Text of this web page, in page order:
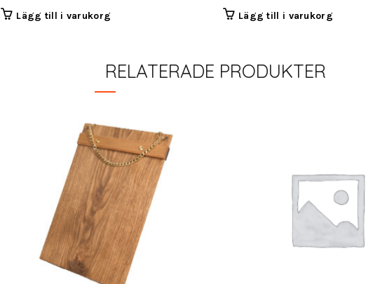
Lägg till i varukorg Lägg till i varukorg
RELATERADE PRODUKTER